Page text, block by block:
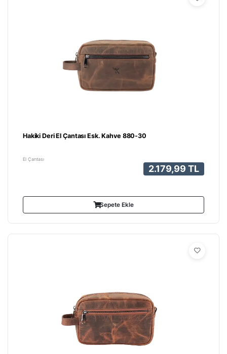
Hakiki Deri El Çantası Esk. Kahve 880-30
El Çantası
2.179,99 TL
Sepete Ekle